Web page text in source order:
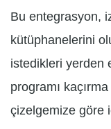
Bu entegrasyon,
kütüphanelerini
istedikleri yerden
programı
çizelgemize göre